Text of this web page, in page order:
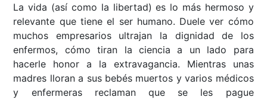
La vida (así como la libertad) es lo más hermoso y
relevante que tiene el ser humano. Duele ver cómo
muchos empresarios ultrajan la dignidad de los
enfermos, cómo tiran la ciencia a un lado para
hacerle honor a la extravagancia. Mientras unas
madres lloran a sus bebés muertos y varios médicos
y enfermeras reclaman que se les pague